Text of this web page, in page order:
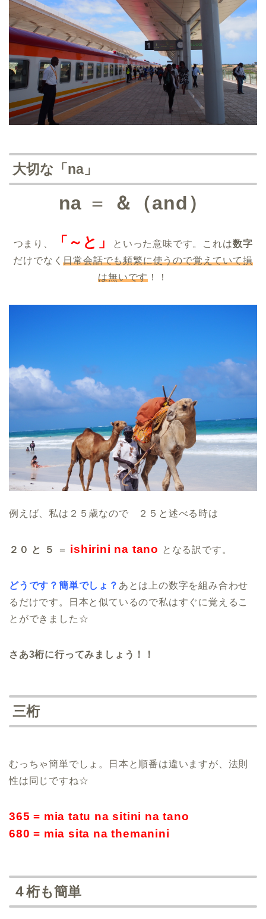
大切な「na」
na ＝ ＆（and）
つまり、 「～と」 といった意味です。これは数字
だけでなく日常会話でも頻繁に使うので覚えていて損
は無いです ！！
例えば、私は２５歳なので ２５と述べる時は
２０ と ５ ＝ ishirini na tano となる訳です。
どうです？簡単でしょ？ あとは上の数字を組み合わせ
るだけです。日本と似ているので私はすぐに覚えるこ
とができました☆
さあ3桁に行ってみましょう！！
三桁
むっちゃ簡単でしょ。日本と順番は違いますが、法則
性は同じですね☆
365 = mia tatu na sitini na tano
680 = mia sita na themanini
４桁も簡単